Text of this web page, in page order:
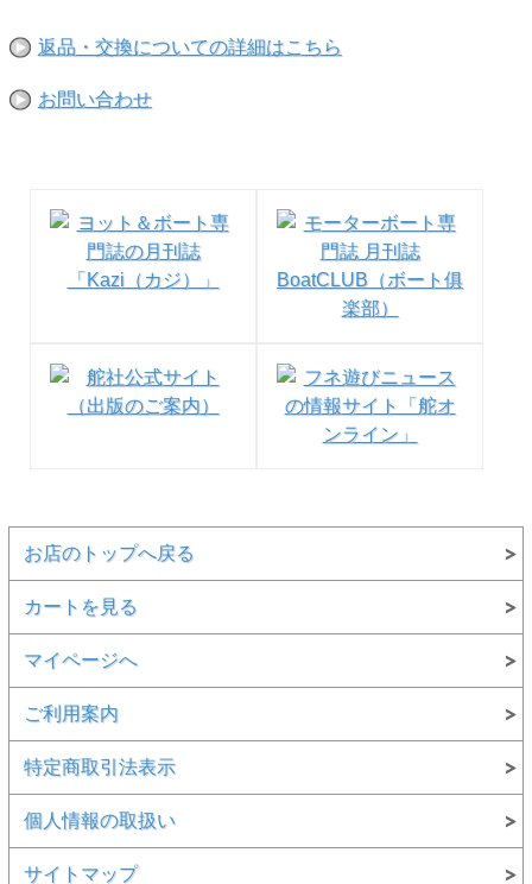
返品・交換についての詳細はこちら
お問い合わせ
お店のトップへ戻る
カートを見る
マイページへ
ご利用案内
特定商取引法表示
個人情報の取扱い
サイトマップ